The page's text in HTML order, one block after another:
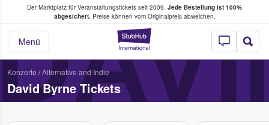
Der Marktplatz für Veranstaltungstickets seit 2009. Jede Bestellung ist 100%
abgesichert.Preise können vom Originalpreis abweichen.
StubHub - Wo
Menü
Tickets kaufen & verkaufen
Konzerte /Alternative and Indie
David Byrne Tickets